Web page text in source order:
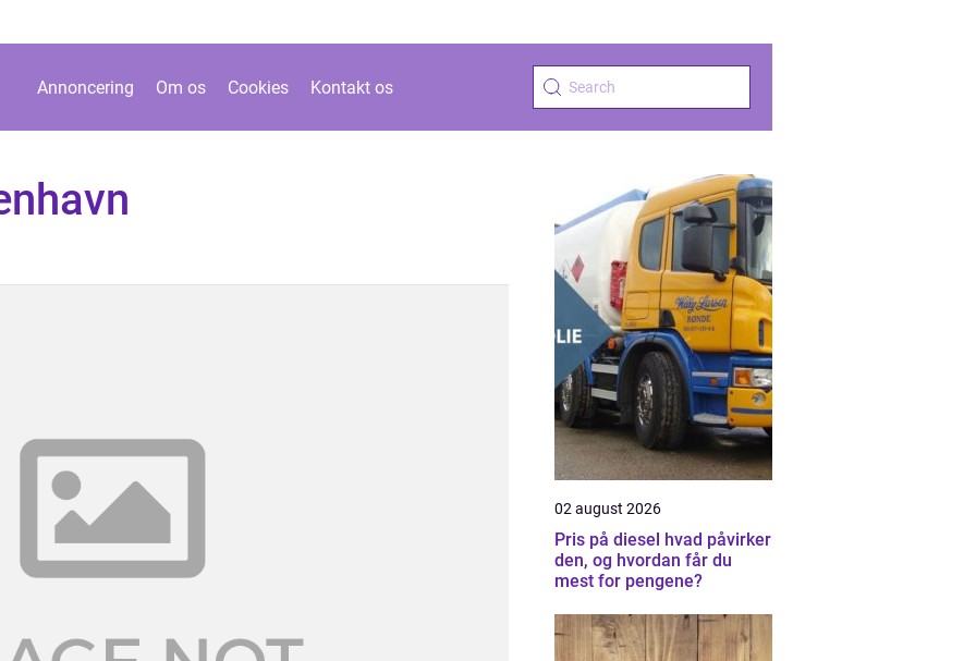
Annoncering Om os Cookies Kontakt os
02 august 2026
Pris på diesel hvad påvirker
den, og hvordan får du
mest for pengene?